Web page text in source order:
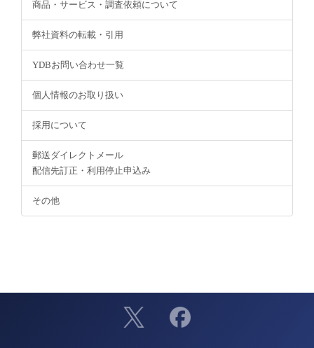
商品・サービス・調査依頼について
弊社資料の転載・引用
YDBお問い合わせ一覧
個人情報のお取り扱い
採用について
郵送ダイレクトメール
配信先訂正・利用停止申込み
その他